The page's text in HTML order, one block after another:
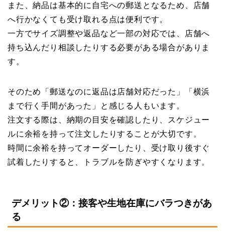
また、納品は基本的に自宅への郵送となるため、店舗
へ行かなくても受け取れる点は便利です。
一方でサイズ調整や返品など一部の対応では、店舗へ
持ち込んだり相談したりする必要がある場合がありま
す。
そのため「郵送なのに返品は店舗対応だった」「横浜
まで行く手間があった」と感じる人もいます。
注文する際は、納期の目安を確認したり、スケジュー
ルに余裕を持って注文したりすることが大切です。
時間に余裕を持ってオーダーしたり、受け取り後すぐ
試着したりすると、トラブルを防ぎやすくなります。
デメリット②：接客や生地在庫にバラつきがあ
る